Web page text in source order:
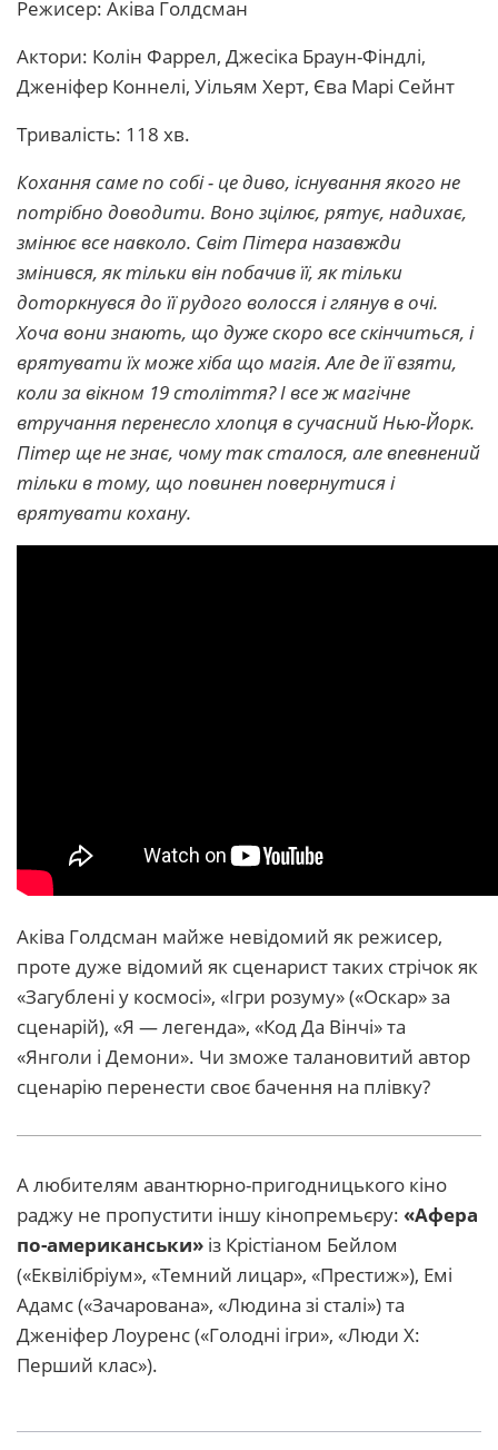
Режисер: Аківа Голдсман
Актори: Колін Фаррел, Джесіка Браун-Фіндлі,
Дженіфер Коннелі, Уільям Херт, Єва Марі Сейнт
Тривалість: 118 хв.
Кохання саме по собі - це диво, існування якого не
потрібно доводити. Воно зцілює, рятує, надихає,
змінює все навколо. Світ Пітера назавжди
змінився, як тільки він побачив її, як тільки
доторкнувся до її рудого волосся і глянув в очі.
Хоча вони знають, що дуже скоро все скінчиться, і
врятувати їх може хіба що магія. Але де її взяти,
коли за вікном 19 століття? І все ж магічне
втручання перенесло хлопця в сучасний Нью-Йорк.
Пітер ще не знає, чому так сталося, але впевнений
тільки в тому, що повинен повернутися і
врятувати кохану.
Аківа Голдсман майже невідомий як режисер,
проте дуже відомий як сценарист таких стрічок як
«Загублені у космосі», «Ігри розуму» («Оскар» за
сценарій), «Я — легенда», «Код Да Вінчі» та
«Янголи і Демони». Чи зможе талановитий автор
сценарію перенести своє бачення на плівку?
А любителям авантюрно-пригодницького кіно
раджу не пропустити іншу кінопремьєру: «Афера
по-американськи» із Крістіаном Бейлом
(«Еквілібріум», «Темний лицар», «Престиж»), Емі
Адамс («Зачарована», «Людина зі сталі») та
Дженіфер Лоуренс («Голодні ігри», «Люди Х:
Перший клас»).